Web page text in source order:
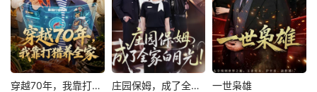
穿越70年，我靠打猎养全家 庄园保姆，成了全家白月光 一世枭雄